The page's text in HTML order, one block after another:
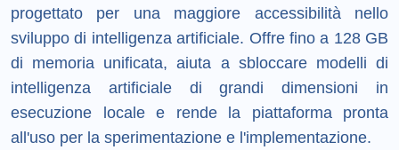
progettato per una maggiore accessibilità nello
sviluppo di intelligenza artificiale. Offre fino a 128 GB
di memoria unificata, aiuta a sbloccare modelli di
intelligenza artificiale di grandi dimensioni in
esecuzione locale e rende la piattaforma pronta
all'uso per la sperimentazione e l'implementazione.